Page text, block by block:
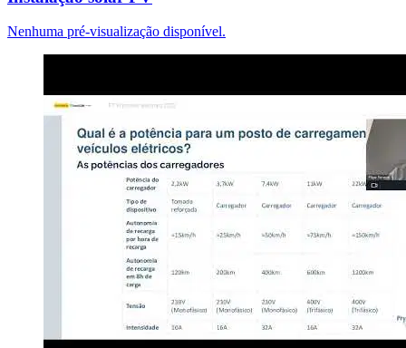
Nenhuma pré-visualização disponível.